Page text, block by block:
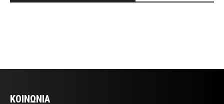
ΚΟΙΝΩΝΙΑ